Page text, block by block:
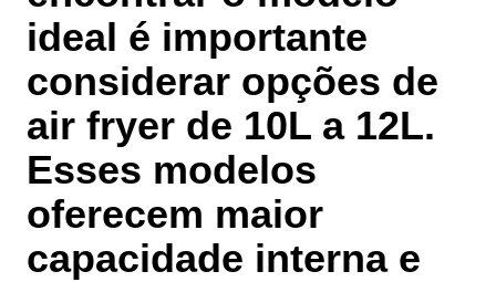
ideal é importante
considerar opções de
air fryer de 10L a 12L.
Esses modelos
oferecem maior
capacidade interna e